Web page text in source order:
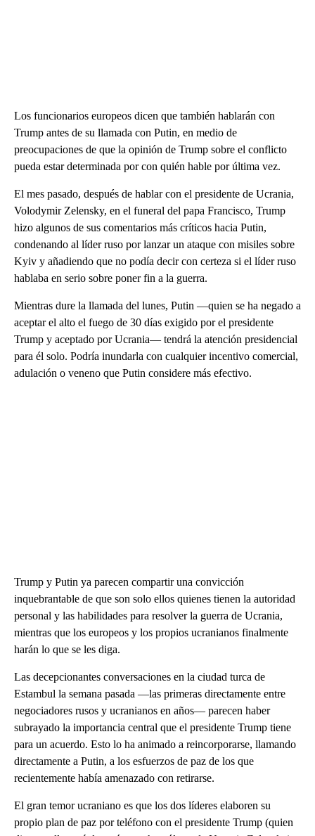
Los funcionarios europeos dicen que también hablarán con
Trump antes de su llamada con Putin, en medio de
preocupaciones de que la opinión de Trump sobre el conflicto
pueda estar determinada por con quién hable por última vez.
El mes pasado, después de hablar con el presidente de Ucrania,
Volodymir Zelensky, en el funeral del papa Francisco, Trump
hizo algunos de sus comentarios más críticos hacia Putin,
condenando al líder ruso por lanzar un ataque con misiles sobre
Kyiv y añadiendo que no podía decir con certeza si el líder ruso
hablaba en serio sobre poner fin a la guerra.
Mientras dure la llamada del lunes, Putin —quien se ha negado a
aceptar el alto el fuego de 30 días exigido por el presidente
Trump y aceptado por Ucrania— tendrá la atención presidencial
para él solo. Podría inundarla con cualquier incentivo comercial,
adulación o veneno que Putin considere más efectivo.
Trump y Putin ya parecen compartir una convicción
inquebrantable de que son solo ellos quienes tienen la autoridad
personal y las habilidades para resolver la guerra de Ucrania,
mientras que los europeos y los propios ucranianos finalmente
harán lo que se les diga.
Las decepcionantes conversaciones en la ciudad turca de
Estambul la semana pasada —las primeras directamente entre
negociadores rusos y ucranianos en años— parecen haber
subrayado la importancia central que el presidente Trump tiene
para un acuerdo. Esto lo ha animado a reincorporarse, llamando
directamente a Putin, a los esfuerzos de paz de los que
recientemente había amenazado con retirarse.
El gran temor ucraniano es que los dos líderes elaboren su
propio plan de paz por teléfono con el presidente Trump (quien